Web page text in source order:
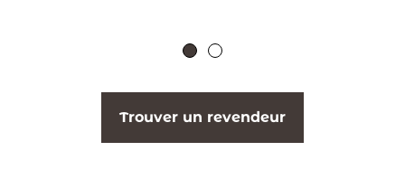
Trouver un revendeur